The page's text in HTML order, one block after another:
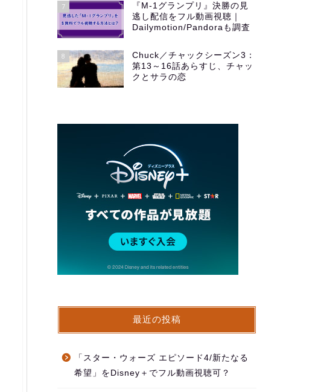
7
『M-1グランプリ』決勝の見
逃し配信をフル動画視聴｜
Dailymotion/Pandoraも調査
8
Chuck／チャックシーズン3：
第13～16話あらすじ、チャッ
クとサラの恋
最近の投稿
「スター・ウォーズ エピソード4/新たなる
希望」をDisney＋でフル動画視聴可？